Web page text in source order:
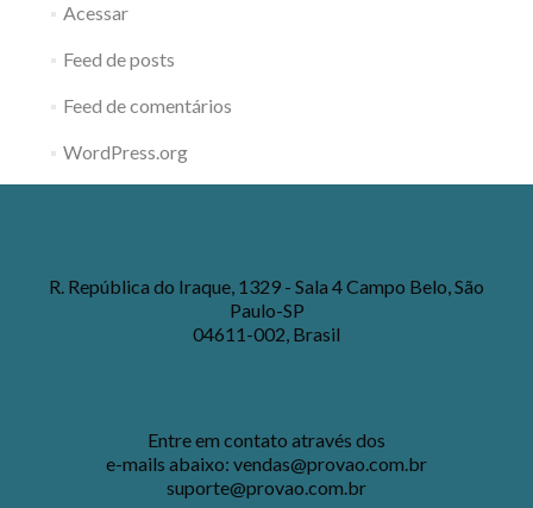
Acessar
Feed de posts
Feed de comentários
WordPress.org
R. República do Iraque, 1329 - Sala 4 Campo Belo, São
Paulo-SP
04611-002, Brasil
Entre em contato através dos
e-mails abaixo: vendas@provao.com.br
suporte@provao.com.br